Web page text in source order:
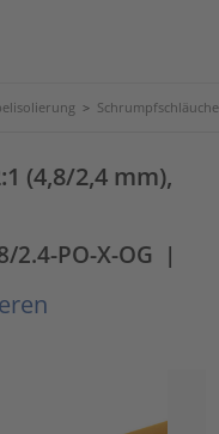
> Schrumpfschläuche
(4,8/2,4 mm),
2.4-PO-X-OG |